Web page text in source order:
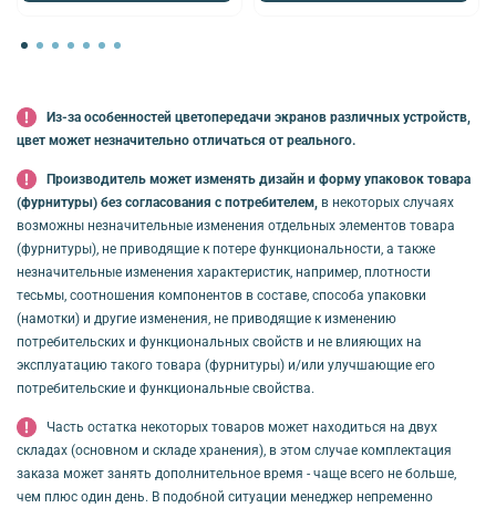
Из-за особенностей цветопередачи экранов различных устройств,
цвет может незначительно отличаться от реального.
Производитель может изменять дизайн и форму упаковок товара
(фурнитуры) без согласования с потребителем, в некоторых случаях
возможны незначительные изменения отдельных элементов товара
(фурнитуры), не приводящие к потере функциональности, а также
незначительные изменения характеристик, например, плотности
тесьмы, соотношения компонентов в составе, способа упаковки
(намотки) и другие изменения, не приводящие к изменению
потребительских и функциональных свойств и не влияющих на
эксплуатацию такого товара (фурнитуры) и/или улучшающие его
потребительские и функциональные свойства.
Часть остатка некоторых товаров может находиться на двух
складах (основном и складе хранения), в этом случае комплектация
заказа может занять дополнительное время - чаще всего не больше,
чем плюс один день. В подобной ситуации менеджер непременно